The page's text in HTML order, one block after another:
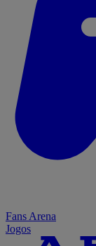
Fans Arena
Jogos